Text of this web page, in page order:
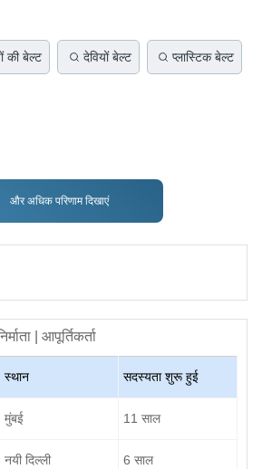
की बेल्ट देवियों बेल्ट प्लास्टिक बेल्ट
और अधिक परिणाम दिखाएं
| आपूर्तिकर्ता
स्थान सदस्यता शुरू हुई
मुंबई 11 साल
नयी दिल्ली 6 साल